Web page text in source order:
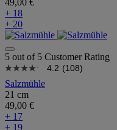
49,00 €
+ 18
+ 20
5 out of 5 Customer Rating
4.2 (108)
Salzmühle
21 cm
49,00 €
+ 17
+ 19